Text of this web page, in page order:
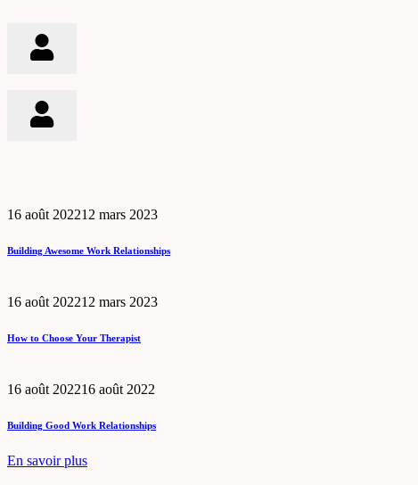
16 août 202212 mars 2023
Building Awesome Work Relationships
16 août 202212 mars 2023
How to Choose Your Therapist
16 août 202216 août 2022
Building Good Work Relationships
En savoir plus